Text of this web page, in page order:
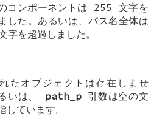
コンポーネントは 255 文字を
した。あるいは、パス名全体は
を超過しました。
たオブジェクトは存在しませ
いは、 path_p引数は空の文
しています。